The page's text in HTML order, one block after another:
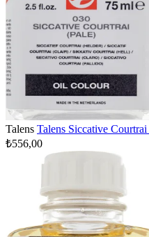
Talens Talens Siccative
₺556,00